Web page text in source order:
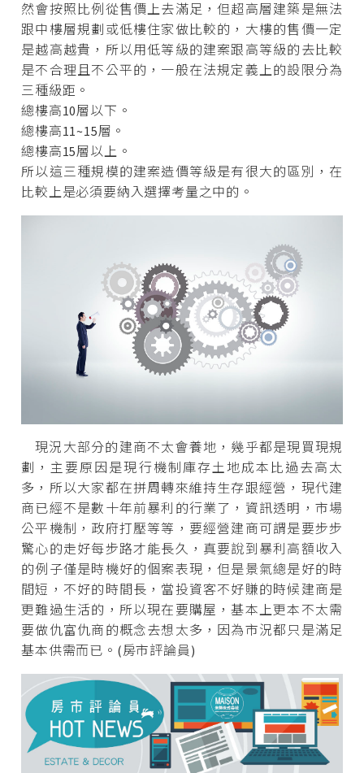
然會按照比例從售價上去滿足，但超高層建築是無法
跟中樓層規劃或低樓住家做比較的，大樓的售價一定
是越高越貴，所以用低等級的建案跟高等級的去比較
是不合理且不公平的，一般在法規定義上的設限分為
三種級距。
總樓高10層以下。
總樓高11~15層。
總樓高15層以上。
所以這三種規模的建案造價等級是有很大的區別，在
比較上是必須要納入選擇考量之中的。
現況大部分的建商不太會養地，幾乎都是現買現規
劃，主要原因是現行機制庫存土地成本比過去高太
多，所以大家都在拼周轉來維持生存跟經營，現代建
商已經不是數十年前暴利的行業了，資訊透明，市場
公平機制，政府打壓等等，要經營建商可謂是要步步
驚心的走好每步路才能長久，真要說到暴利高額收入
的例子僅是時機好的個案表現，但是景氣總是好的時
間短，不好的時間長，當投資客不好賺的時候建商是
更難過生活的，所以現在要購屋，基本上更本不太需
要做仇富仇商的概念去想太多，因為市況都只是滿足
基本供需而已。(房市評論員)